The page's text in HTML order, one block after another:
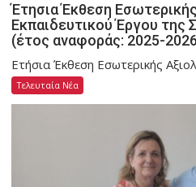
Έτησια Έκθεση
Εκπαιδευτικού Έργου της
(έτος αναφοράς: 2025-
Ετήσια Έκθεση Εσωτερικής
Τελευταία Νέα